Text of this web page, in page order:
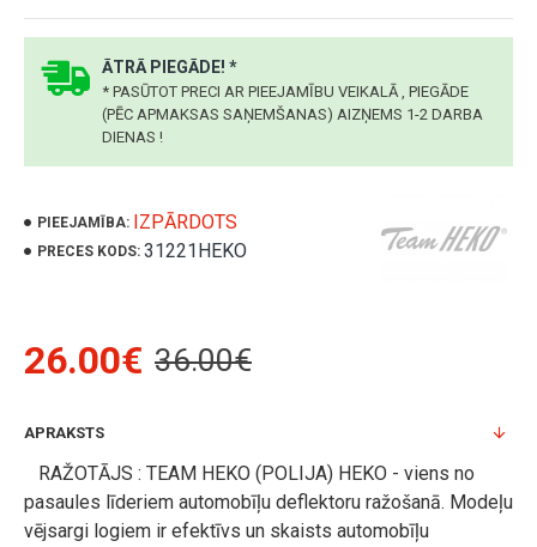
ĀTRĀ PIEGĀDE! *
* PASŪTOT PRECI AR PIEEJAMĪBU VEIKALĀ , PIEGĀDE
(PĒC APMAKSAS SAŅEMŠANAS) AIZŅEMS 1-2 DARBA
DIENAS !
PIEEJAMĪBA: IZPĀRDOTS
PRECES KODS: 31221HEKO
26.00€ 36.00€
APRAKSTS
RAŽOTĀJS : TEAM HEKO (POLIJA) HEKO - viens no
pasaules līderiem automobīļu deflektoru ražošanā. Modeļu
vējsargi logiem ir efektīvs un skaists automobīļu